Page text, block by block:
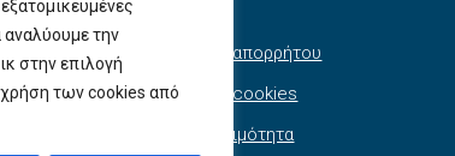
αναλύουμε την
στην επιλογή
των cookies από
– 17:00
Πολιτική απορρήτου
Πολιτική cookies
Προσβασιμότητα